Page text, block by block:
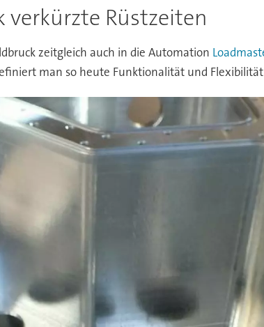
verkürzte Rüstzeiten
zeitgleich auch in die Automation
man so heute Funktionalität und